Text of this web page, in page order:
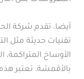
أيضا، تقدم شركة
تقنيات حديثة مثل
الأوساخ
بالأقمشة. تعتبر